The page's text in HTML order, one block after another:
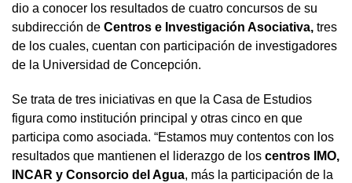
dio a conocer los resultados de cuatro concursos de su
subdirección de Centros e Investigación Asociativa, tres
de los cuales, cuentan con participación de investigadores
de la Universidad de Concepción.
Se trata de tres iniciativas en que la Casa de Estudios
figura como institución principal y otras cinco en que
participa como asociada. “Estamos muy contentos con los
resultados que mantienen el liderazgo de los centros IMO,
INCAR y Consorcio del Agua, más la participación de la